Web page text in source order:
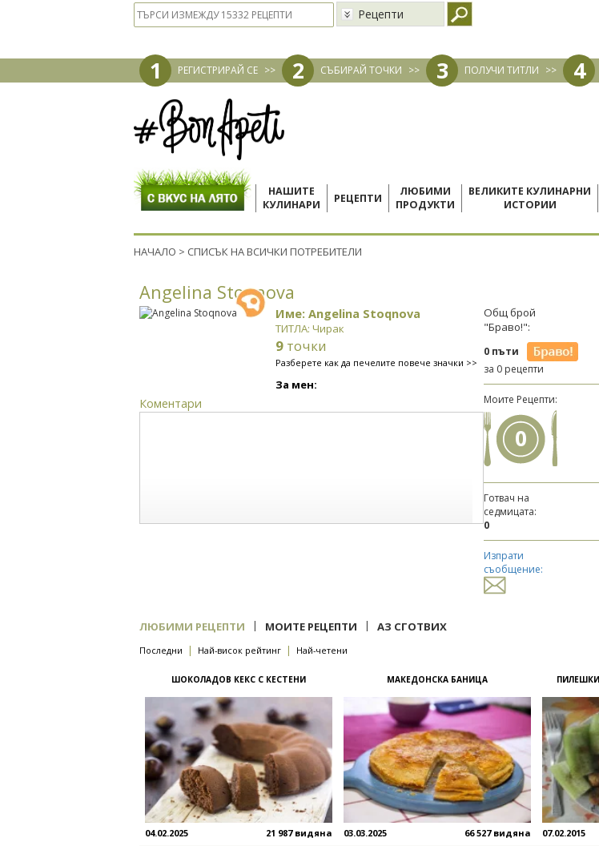
Рецепти
1 РЕГИСТРИРАЙ СЕ >> 2 СЪБИРАЙ ТОЧКИ >> 3 ПОЛУЧИ ТИТЛИ >> 4
НАШИТЕ
КУЛИНАРИ
РЕЦЕПТИ
ЛЮБИМИ
ПРОДУКТИ
ВЕЛИКИТЕ КУЛИНАРНИ
ИСТОРИИ
НАЧАЛО > СПИСЪК НА ВСИЧКИ ПОТРЕБИТЕЛИ
Angelina Stoqnova
Име: Angelina Stoqnova
ТИТЛА: Чирак
9 точки
Разберете как да печелите повече значки >>
За мен:
Коментари
Общ брой
"Браво!":
0 пъти
за 0 рецепти
Моите Рецепти:
0
Готвач на
седмицата:
0
Изпрати
съобщение:
ЛЮБИМИ РЕЦЕПТИ | МОИТЕ РЕЦЕПТИ | АЗ СГОТВИХ
Последни | Най-висок рейтинг | Най-четени
ШОКОЛАДОВ КЕКС С КЕСТЕНИ
04.02.2025 21 987 видяна
МАКЕДОНСКА БАНИЦА
03.03.2025 66 527 видяна 07.02.2015